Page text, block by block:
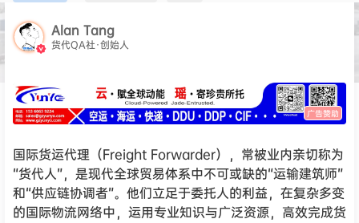
Alan Tang
货代QA社·创始人
广告赞助
国际货运代理（Freight Forwarder），常被业内亲切称为
“货代人”，是现代全球贸易体系中不可或缺的“运输建筑师”
和“供应链协调者”。他们立足于委托人的利益，在复杂多变
的国际物流网络中，运用专业知识与广泛资源，高效完成货